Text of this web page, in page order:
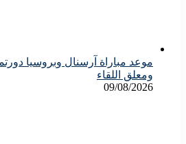
موعد مباراة آرسنال وبروسيا
ومعلق اللقاء
09/08/2026